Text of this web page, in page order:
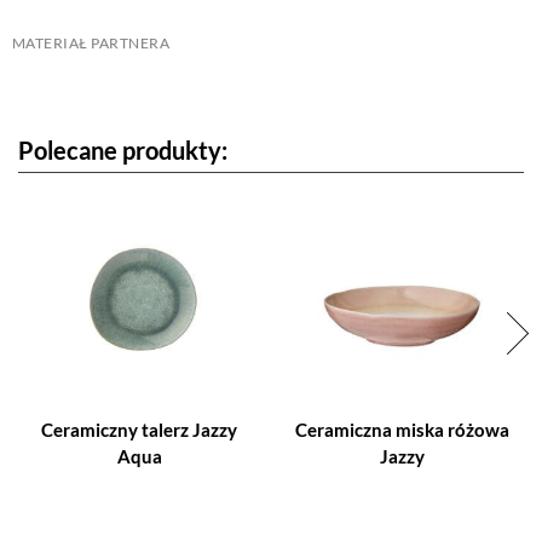
MATERIAŁ PARTNERA
Polecane produkty:
Ceramiczny talerz Jazzy
Aqua
Ceramiczna miska różowa
Jazzy